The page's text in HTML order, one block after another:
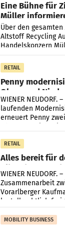
Eine Bühne für
Müller
Über den
Altstoff Recycling
Handelskonzern
„Kreislauf-
Müller-Filialen
RETAIL
Penny
Ober- und
WIENER NEUDORF.
laufenden
erneuert Penny
RETAIL
Alles bereit für
Albrecht setzt ab
WIENER NEUDORF.
Zusammenarbeit
Vorarlberger
kartellrechtlich
Bundeskartellanwalt
MOBILITY BUSINESS